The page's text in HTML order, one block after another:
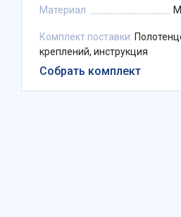
Материал
Комплект поставки:
креплений, инструкция
Собрать комплект